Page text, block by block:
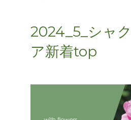
2024_5_シャ
ア新着top